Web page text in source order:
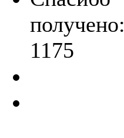
получено:
1175